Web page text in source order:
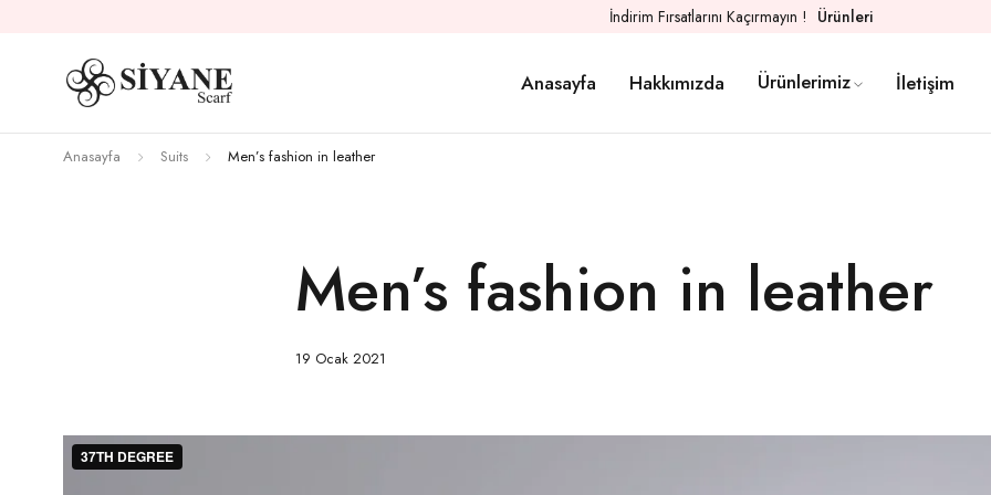
İndirim Fırsatlarını Kaçırmayın ! Ürünleri
Anasayfa Hakkımızda Ürünlerimiz İletişim
Anasayfa Suits Men’s fashion in leather
Men’s fashion in leather
19 Ocak 2021